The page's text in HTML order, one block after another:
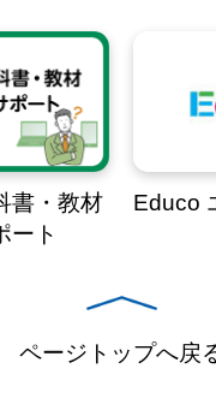
書・教材
ート
Educo
ページトップへ戻